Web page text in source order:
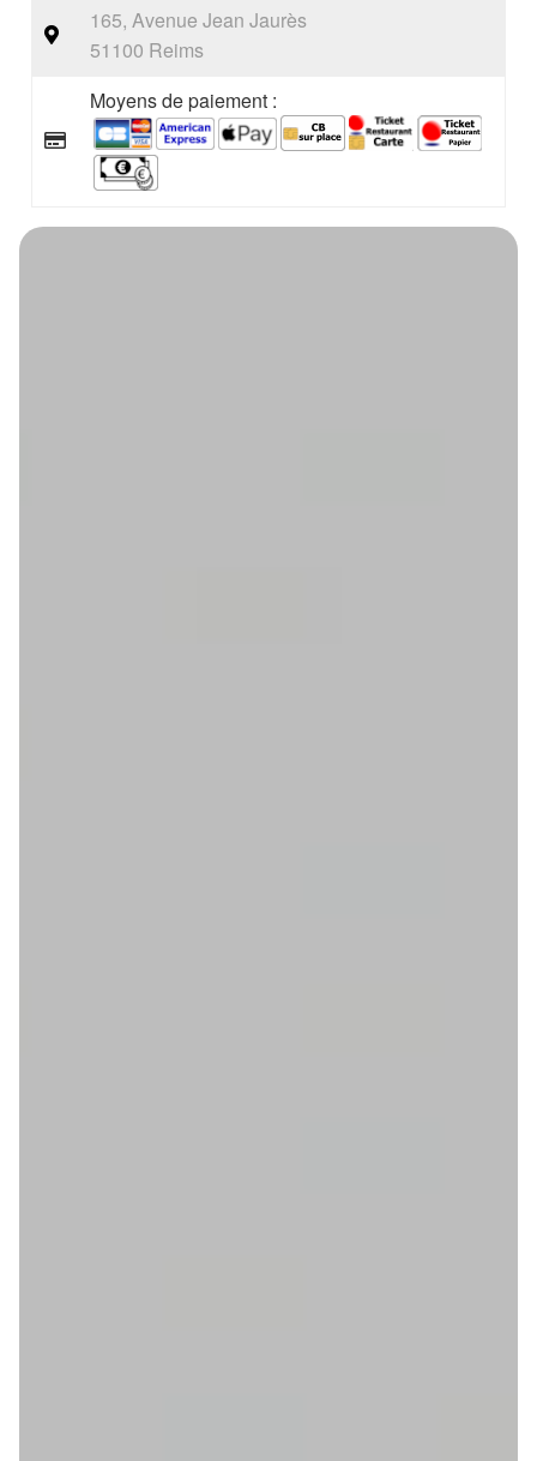
165, Avenue Jean Jaurès
51100 Reims
Moyens de paiement :